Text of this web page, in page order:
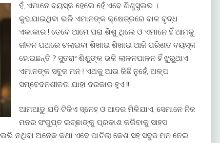
ହଁ, ଏମାନେ ବୟସ୍କ ହେଲେ ହେଁ ଏବେ ଶିଶୁସୁଲଭ ।
କୁହାଯାଇଥିବା ଭଳି ଏମାନଙ୍କ କ୍ଷେତ୍ରରେ ବାଳ ବୃଦ୍ଧ
ଏକାକାର ! ତେବେ ଆମେ ପରା ଶିଶୁ ଥିଲେ ଓ ଏମାନେ ହିଁ ଆମକୁ
ଜୀବନ ପଥରେ ଚଲାଇବା ଶିଖାଇ ଶିଖାଇ ଆଜି ପରିଣତ ବୟସ୍କ
ହୋଇଛନ୍ତି ? ସୁତରାଂ ଶିଶୁଙ୍କ ଭଳି ଲାଳନପାଳନ ହିଁ ଝୁରୁଥାଏ
ଏମାନଙ୍କ ସବୁଜ ମନ ! ଏଥକୁ ଆଉ କିଛି ନୁହେଁ, ଅଳ୍ପ
ସମ୍ବେଦନଶୀଳତା ଯାହା ଦରକାର ହୁଏ !!
ଆମଆଡୁ ଯଦି ଟିକିଏ ସ୍ନେହ ଓ ଆଦର ମିଳିଯାଏ, ସେମାନେ ନିଜ
ମନର ସଂଗୁପ୍ତ ଇଚ୍ଛାଙ୍କୁ ପ୍ରକାଶ କରିବାକୁ ସାହସ
ନଥିବା ଅନେକ କଥା ଏବେ ପାଚିଲା କେଶ ସହ ସବୁଜ ମନ ନେଇ